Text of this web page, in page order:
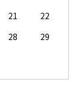
21
22
28
29